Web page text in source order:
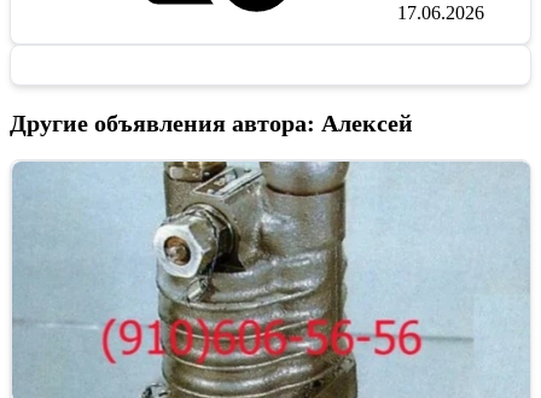
17.06.2026
Другие объявления автора: Алексей